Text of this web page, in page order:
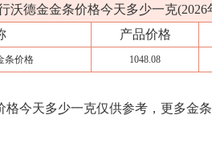
沃德金金条价格今天多少一克(2026
产品价格
条价格 1048.08
格今天多少一克仅供参考，更多金